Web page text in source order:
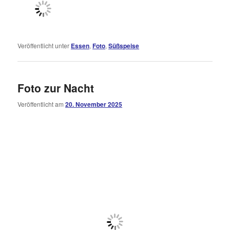
Veröffentlicht unter Essen,Foto,Süßspeise
Foto zur Nacht
Veröffentlicht am20. November 2025